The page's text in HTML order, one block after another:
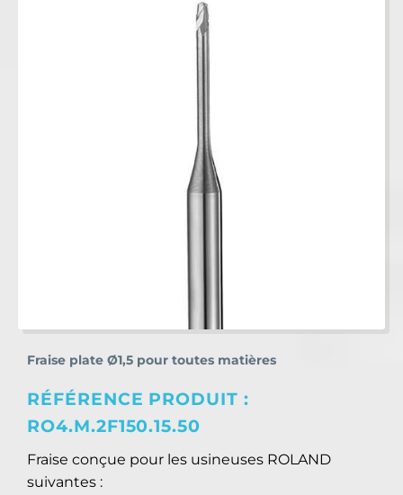
Fraise plate Ø1,5 pour toutes matières
RÉFÉRENCE PRODUIT :
RO4.M.2F150.15.50
Fraise conçue pour les usineuses ROLAND
suivantes :